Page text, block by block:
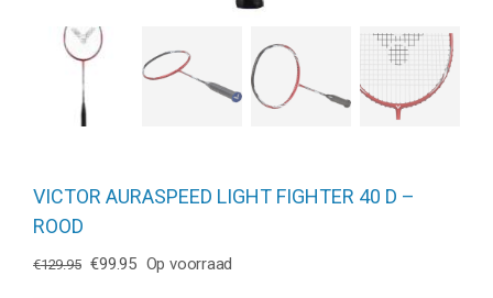
VICTOR AURASPEED LIGHT FIGHTER 40 D –
ROOD
€129.95 Oorspronkelijke
€99.95Huidige
Op voorraad